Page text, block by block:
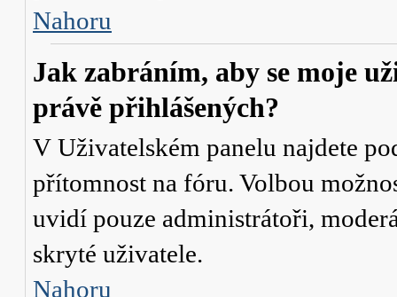
Nahoru
Jak zabráním, aby se moje
právě přihlášených?
V Uživatelském panelu najdete
přítomnost na fóru. Volbou
uvidí pouze administrátoři,
skryté uživatele.
Nahoru